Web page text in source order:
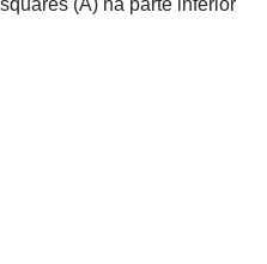
(A) na parte inferior